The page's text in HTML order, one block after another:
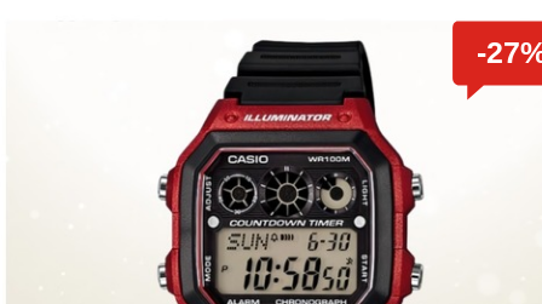
-